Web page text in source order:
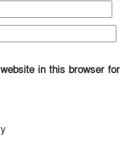
in this browser for